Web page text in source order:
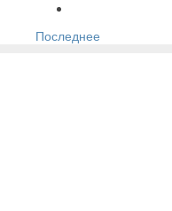
Последнее